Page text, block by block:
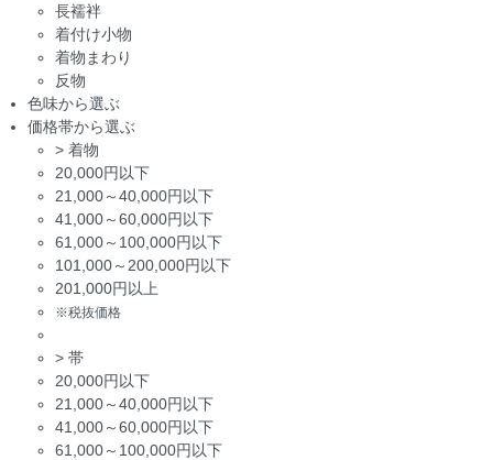
長襦袢
着付け小物
着物まわり
反物
色味から選ぶ
価格帯から選ぶ
> 着物
20,000円以下
21,000～40,000円以下
41,000～60,000円以下
61,000～100,000円以下
101,000～200,000円以下
201,000円以上
※税抜価格
> 帯
20,000円以下
21,000～40,000円以下
41,000～60,000円以下
61,000～100,000円以下